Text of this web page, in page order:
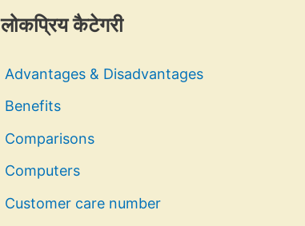
लोकप्रिय कैटेगरी
Advantages & Disadvantages
Benefits
Comparisons
Computers
Customer care number